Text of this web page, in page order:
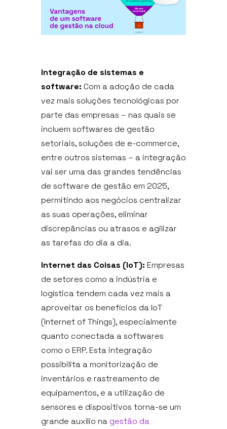
Integração de sistemas e
software: Com a adoção de cada
vez mais soluções tecnológicas por
parte das empresas – nas quais se
incluem softwares de gestão
setoriais, soluções de e-commerce,
entre outros sistemas – a integração
vai ser uma das grandes tendências
de software de gestão em 2025,
permitindo aos negócios centralizar
as suas operações, eliminar
discrepâncias ou atrasos e agilizar
as tarefas do dia a dia.
Internet das Coisas (IoT): Empresas
de setores como a indústria e
logística tendem cada vez mais a
aproveitar os benefícios da IoT
(Internet of Things), especialmente
quanto conectada a softwares
como o ERP. Esta integração
possibilita a monitorização de
inventários e rastreamento de
equipamentos, e a utilização de
sensores e dispositivos torna-se um
grande auxílio na gestão da